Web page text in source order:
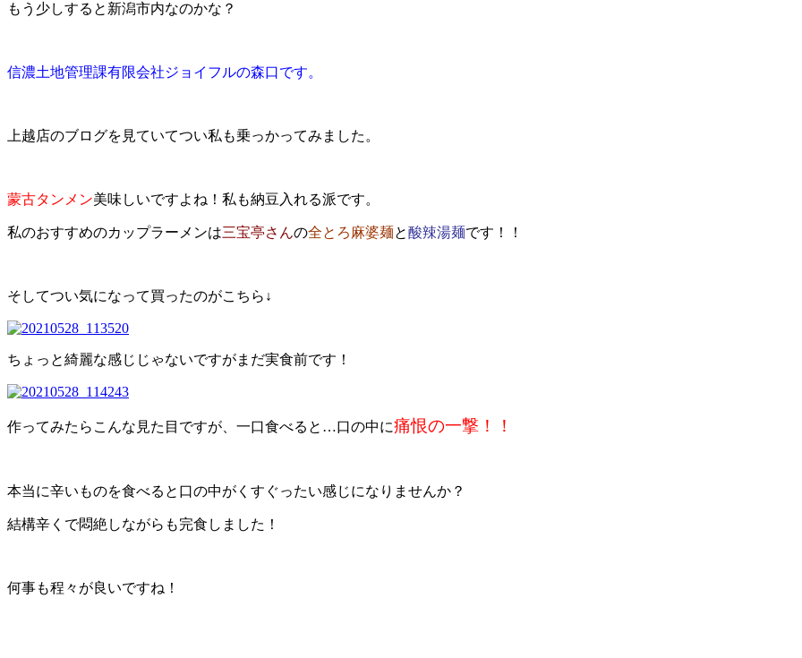
もう少しすると新潟市内なのかな？
信濃土地管理課有限会社ジョイフルの森口です。
上越店のブログを見ていてつい私も乗っかってみました。
蒙古タンメン美味しいですよね！私も納豆入れる派です。
私のおすすめのカップラーメンは三宝亭さんの全とろ麻婆麺と酸辣湯麺です！！
そしてつい気になって買ったのがこちら↓
ちょっと綺麗な感じじゃないですがまだ実食前です！
作ってみたらこんな見た目ですが、一口食べると…口の中に痛恨の一撃！！
本当に辛いものを食べると口の中がくすぐったい感じになりませんか？
結構辛くで悶絶しながらも完食しました！
何事も程々が良いですね！